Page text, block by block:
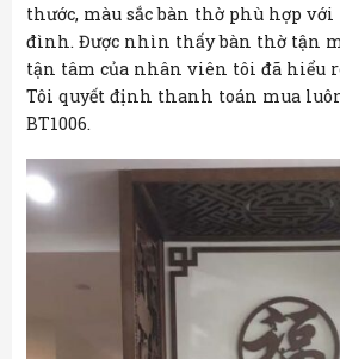
thước, màu sắc bàn thờ phù hợp
đình. Được nhìn thấy bàn thờ tận
tận tâm của nhân viên tôi đã hiểu
Tôi quyết định thanh toán mua
BT1006.